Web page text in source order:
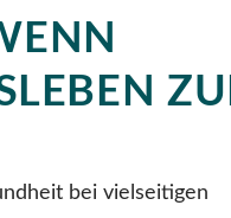
bei vielseitigen